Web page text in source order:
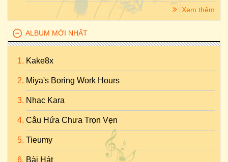
Xem thêm
ALBUM MỚI NHẤT
Kake8x
Miya's Boring Work Hours
Nhac Kara
Câu Hứa Chưa Trọn Vẹn
Tieumy
Bài Hát